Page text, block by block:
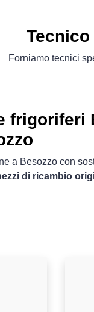
Forniamo tecnici
frigoriferi
a Besozzo con
di ricambio